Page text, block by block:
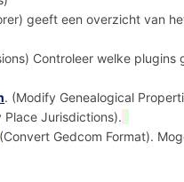
geeft een overzicht van
Controleer welke
. (Modify Genealogical
Place Jurisdictions).
(Convert Gedcom Format).